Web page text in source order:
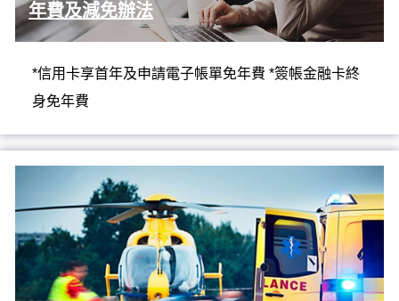
年費及減免辦法
*信用卡享首年及申請電子帳單免年費 *簽帳金融卡終
身免年費